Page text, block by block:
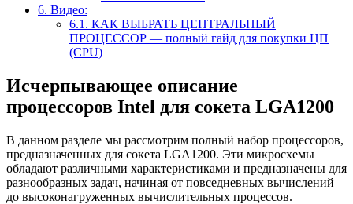
6. Видео:
6.1. КАК ВЫБРАТЬ ЦЕНТРАЛЬНЫЙ
ПРОЦЕССОР — полный гайд для покупки ЦП
(CPU)
Исчерпывающее описание
процессоров Intel для сокета LGA1200
В данном разделе мы рассмотрим полный набор процессоров,
предназначенных для сокета LGA1200. Эти микросхемы
обладают различными характеристиками и предназначены для
разнообразных задач, начиная от повседневных вычислений
до высоконагруженных вычислительных процессов.